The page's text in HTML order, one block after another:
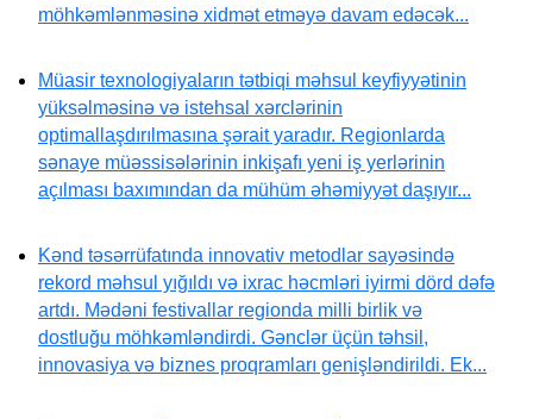
möhkəmlənməsinə xidmət etməyə davam edəcək...
Müasir texnologiyaların tətbiqi məhsul keyfiyyətinin
yüksəlməsinə və istehsal xərclərinin
optimallaşdırılmasına şərait yaradır. Regionlarda
sənaye müəssisələrinin inkişafı yeni iş yerlərinin
açılması baxımından da mühüm əhəmiyyət daşıyır...
Kənd təsərrüfatında innovativ metodlar sayəsində
rekord məhsul yığıldı və ixrac həcmləri iyirmi dörd dəfə
artdı. Mədəni festivallar regionda milli birlik və
dostluğu möhkəmləndirdi. Gənclər üçün təhsil,
innovasiya və biznes proqramları genişləndirildi. Ek...